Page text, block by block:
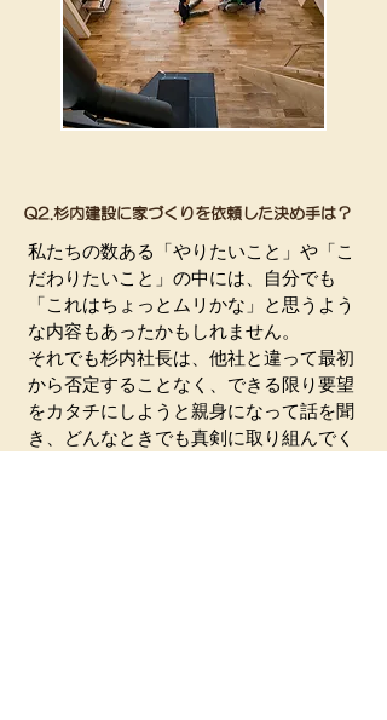
Q2.杉内建設に家づくりを依頼した決め手は？
私たちの数ある「やりたいこと」や「こ
だわりたいこと」の中には、自分でも
「これはちょっとムリかな」と思うよう
な内容もあったかもしれません。
それでも杉内社長は、他社と違って最初
から否定することなく、できる限り要望
をカタチにしようと親身になって話を聞
き、どんなときでも真剣に取り組んでく